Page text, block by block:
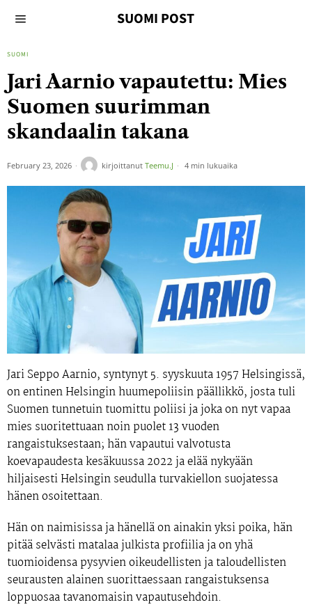
SUOMI POST
SUOMI
Jari Aarnio vapautettu: Mies
Suomen suurimman
skandaalin takana
February 23, 2026 kirjoittanut Teemu.J 4 min lukuaika
Jari Seppo Aarnio, syntynyt 5. syyskuuta 1957 Helsingissä,
on entinen Helsingin huumepoliisin päällikkö, josta tuli
Suomen tunnetuin tuomittu poliisi ja joka on nyt vapaa
mies suoritettuaan noin puolet 13 vuoden
rangaistuksestaan; hän vapautui valvotusta
koevapaudesta kesäkuussa 2022 ja elää nykyään
hiljaisesti Helsingin seudulla turvakiellon suojatessa
hänen osoitettaan.
Hän on naimisissa ja hänellä on ainakin yksi poika, hän
pitää selvästi matalaa julkista profiilia ja on yhä
tuomioidensa pysyvien oikeudellisten ja taloudellisten
seurausten alainen suorittaessaan rangaistuksensa
loppuosaa tavanomaisin vapautusehdoin.